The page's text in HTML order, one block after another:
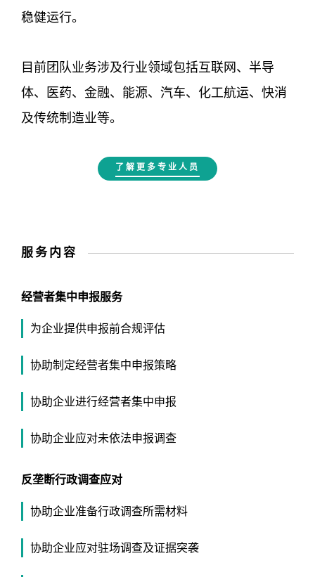
稳健运行。
目前团队业务涉及行业领域包括互联网、半导
体、医药、金融、能源、汽车、化工航运、快消
及传统制造业等。
了解更多专业人员
服务内容
经营者集中申报服务
为企业提供申报前合规评估
协助制定经营者集中申报策略
协助企业进行经营者集中申报
协助企业应对未依法申报调查
反垄断行政调查应对
协助企业准备行政调查所需材料
协助企业应对驻场调查及证据突袭